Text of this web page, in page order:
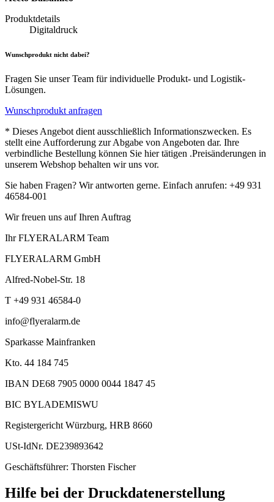
Produktdetails
Digitaldruck
Wunschprodukt nicht dabei?
Fragen Sie unser Team für individuelle Produkt- und Logistik-
Lösungen.
Wunschprodukt anfragen
* Dieses Angebot dient ausschließlich Informationszwecken. Es
stellt eine Aufforderung zur Abgabe von Angeboten dar. Ihre
verbindliche Bestellung können Sie hier tätigen .Preisänderungen in
unserem Webshop behalten wir uns vor.
Sie haben Fragen? Wir antworten gerne. Einfach anrufen: +49 931
46584-001
Wir freuen uns auf Ihren Auftrag
Ihr FLYERALARM Team
FLYERALARM GmbH
Alfred-Nobel-Str. 18
T +49 931 46584-0
info@flyeralarm.de
Sparkasse Mainfranken
Kto. 44 184 745
IBAN DE68 7905 0000 0044 1847 45
BIC BYLADEMISWU
Registergericht Würzburg, HRB 8660
USt-IdNr. DE239893642
Geschäftsführer: Thorsten Fischer
Hilfe bei der Druckdatenerstellung